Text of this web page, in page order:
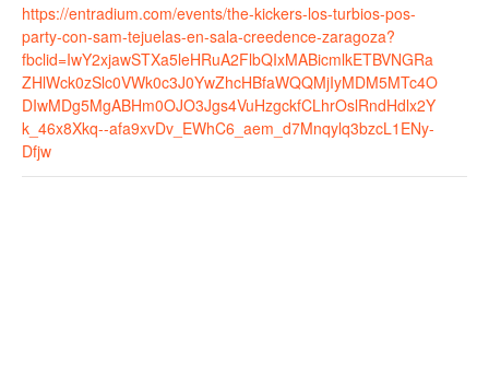
https://entradium.com/events/the-kickers-los-turbios-pos-
party-con-sam-tejuelas-en-sala-creedence-zaragoza?
fbclid=IwY2xjawSTXa5leHRuA2FlbQIxMABicmlkETBVNGRa
ZHlWck0zSlc0VWk0c3J0YwZhcHBfaWQQMjIyMDM5MTc4O
DIwMDg5MgABHm0OJO3Jgs4VuHzgckfCLhrOslRndHdlx2Y
k_46x8Xkq--afa9xvDv_EWhC6_aem_d7Mnqylq3bzcL1ENy-
Dfjw